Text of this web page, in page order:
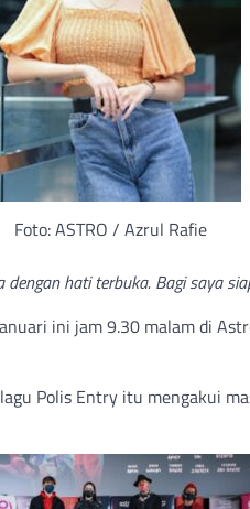
Foto: ASTRO / Azrul Rafie
hati terbuka. Bagi saya
ini jam 9.30 malam di
Polis Entry itu mengakui